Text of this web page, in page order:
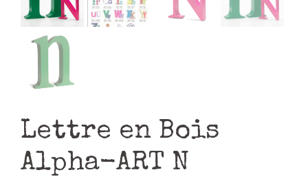
Lettre en Bois
Alpha-ART N